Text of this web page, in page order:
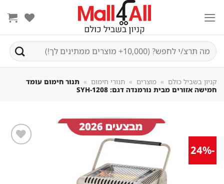
חיפוש
עבור:
קניון בשביל כולם » מוצרים » תנורי חימום » תנור חימום עומד
חמישה אזורים מבית נורמנדה דגם: SYH-1208